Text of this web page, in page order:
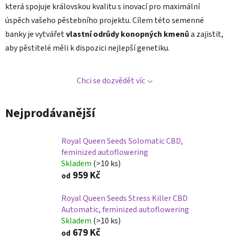
která spojuje královskou kvalitu s inovací pro maximální
úspěch vašeho pěstebního projektu. Cílem této semenné
banky je vytvářetvlastní odrůdy konopných kmenůa zajistit,
aby pěstitelé měli k dispozici nejlepší genetiku.
Chci se dozvědět víc
Nejprodávanější
Royal Queen Seeds Solomatic CBD,
feminized autoflowering
Skladem (>10 ks)
od 959 Kč
Royal Queen Seeds Stress Killer CBD
Automatic, feminized autoflowering
Skladem (>10 ks)
od 679 Kč